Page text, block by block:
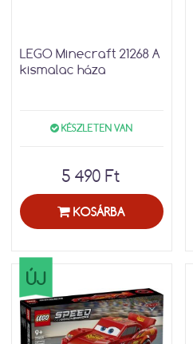
LEGO Minecraft 21268 A
kismalac háza
KÉSZLETEN VAN
5 490 Ft
KOSÁRBA
ÚJ